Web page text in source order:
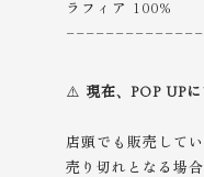
ラフィア 100%
⚠️ 現在、POP UP
店頭でも販売して
売り切れとなる場合